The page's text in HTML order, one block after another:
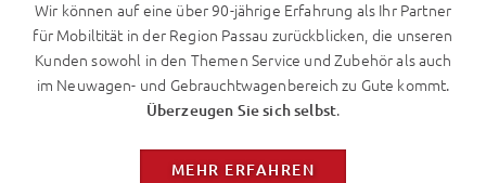
Wir können auf eine über 90-jährige Erfahrung als Ihr Partner
für Mobiltität in der Region Passau zurückblicken, die unseren
Kunden sowohl in den Themen Service und Zubehör als auch
im Neuwagen- und Gebrauchtwagenbereich zu Gute kommt.
Überzeugen Sie sich selbst.
MEHR ERFAHREN